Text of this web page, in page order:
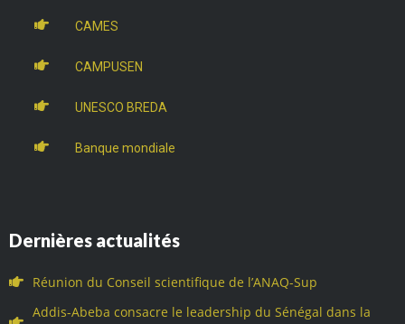
CAMES
CAMPUSEN
UNESCO BREDA
Banque mondiale
Dernières actualités
Réunion du Conseil scientifique de l’ANAQ-Sup
Addis-Abeba consacre le leadership du Sénégal dans la